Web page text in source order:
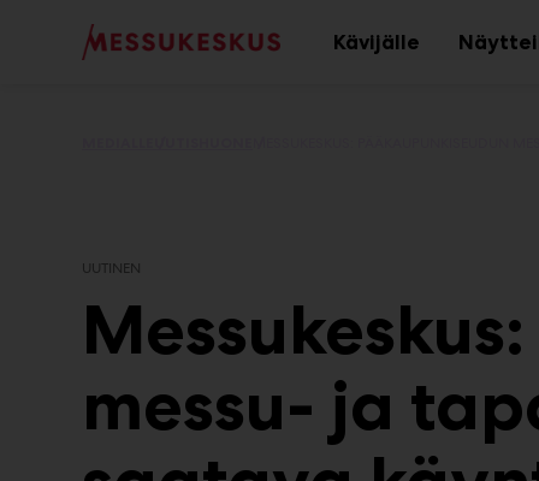
Main
Kävijälle Avaa
UUTINEN
messu- ja